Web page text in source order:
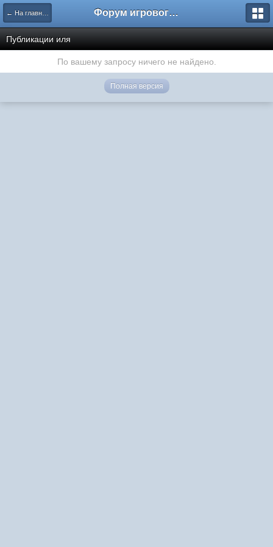
← На главную Форум игрового проекта Riverrise
Публикации иля
По вашему запросу ничего не найдено.
Полная версия